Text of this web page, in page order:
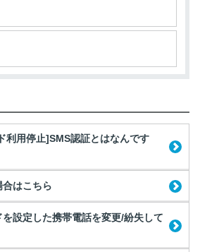
利用停止]SMS認証とはなんです
合はこちら
設定した携帯電話を変更/紛失して